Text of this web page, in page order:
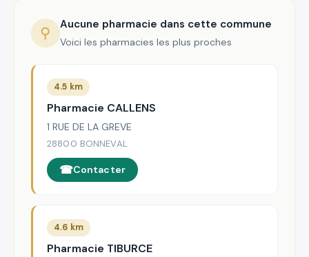
⚲ Aucune pharmacie dans cette commune
Voici les pharmacies les plus proches
4.5 km
Pharmacie CALLENS
1 RUE DE LA GREVE
28800 BONNEVAL
Contacter
4.6 km
Pharmacie TIBURCE